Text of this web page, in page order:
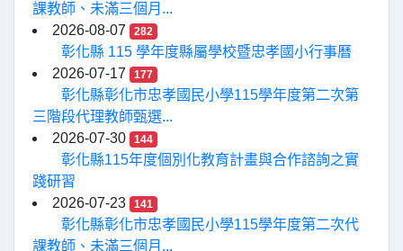
課教師、未滿三個月...
2026-08-07
282
彰化縣 115 學年度縣屬學校暨忠孝國小行事曆
2026-07-17
177
彰化縣彰化市忠孝國民小學115學年度第二次第
三階段代理教師甄選...
2026-07-30
144
彰化縣115年度個別化教育計畫與合作諮詢之實
踐研習
2026-07-23
141
彰化縣彰化市忠孝國民小學115學年度第二次代
課教師、未滿三個月...